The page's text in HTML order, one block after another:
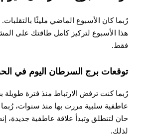
رُبما كان الأسبوع الماضي مليئًا
هذا الأسبوع لتركيز كامل طاقتك على
فقط.
توقعات برج السرطان اليوم في
رُبما كنت ترفض الارتباط منذ فترة طويلة
عاطفية سلبية مررت بها منذ سنوات،
حان لتنطلق وتبدأ علاقة عاطفية جديدة،
لذلك.